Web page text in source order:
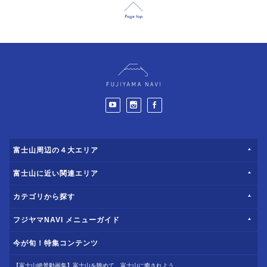
富士山周辺の４大エリア
富士山に近い関連エリア
カテゴリから探す
フジヤマNAVI メニューガイド
今が旬！特集コンテンツ